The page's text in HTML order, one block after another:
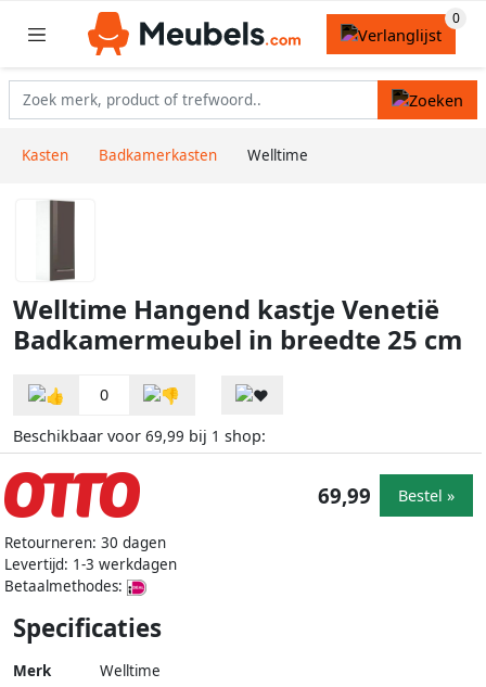
Kasten Badkamerkasten Welltime
Welltime Hangend kastje Venetië
Badkamermeubel in breedte 25 cm
0
Beschikbaar voor 69,99 bij 1 shop:
Retourneren: 30 dagen
Levertijd: 1-3 werkdagen
Betaalmethodes:
69,99 Bestel »
Specificaties
Merk Welltime